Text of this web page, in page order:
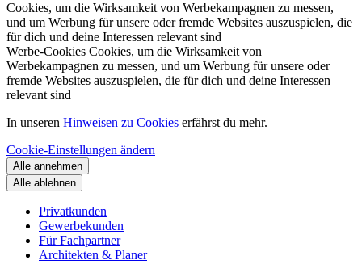
Cookies, um die Wirksamkeit von Werbekampagnen zu messen,
und um Werbung für unsere oder fremde Websites auszuspielen, die
für dich und deine Interessen relevant sind
Werbe-Cookies Cookies, um die Wirksamkeit von
Werbekampagnen zu messen, und um Werbung für unsere oder
fremde Websites auszuspielen, die für dich und deine Interessen
relevant sind
In unseren Hinweisen zu Cookies erfährst du mehr.
Cookie-Einstellungen ändern
Alle annehmen
Alle ablehnen
Privatkunden
Gewerbekunden
Für Fachpartner
Architekten & Planer